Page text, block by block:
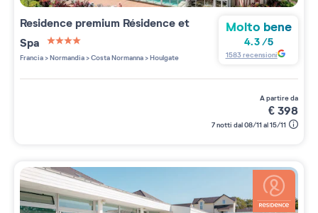
Residence premium Résidence et
Spa
4 étoiles sur 5
Francia>Normandia>Costa Normanna>Houlgate
Molto bene
4.3/5
1583recensioni
a partire da
€398
7 notti dal 08/11 al 15/11